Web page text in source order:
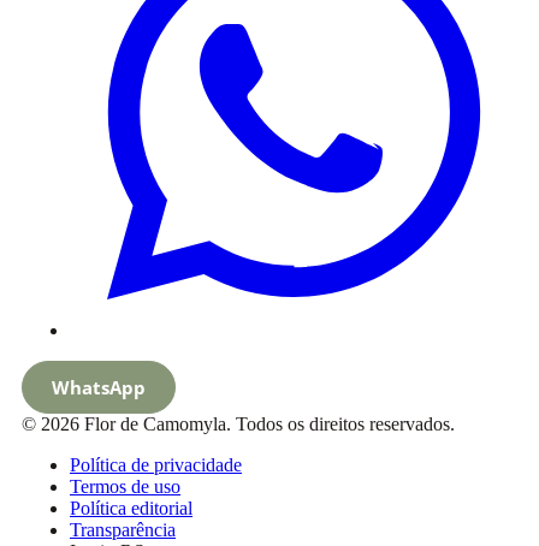
WhatsApp
© 2026 Flor de Camomyla. Todos os direitos reservados.
Política de privacidade
Termos de uso
Política editorial
Transparência